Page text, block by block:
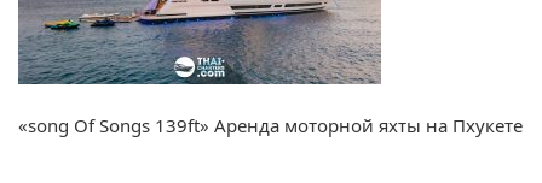
«song Of Songs 139ft» Аренда моторной яхты на Пхукете